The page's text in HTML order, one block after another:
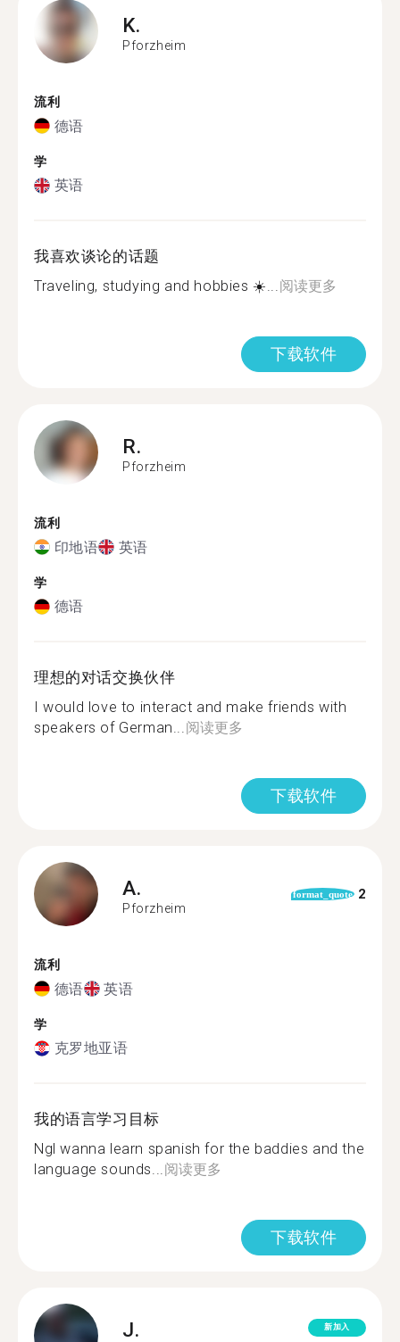
K.
Pforzheim
流利
德语
学
英语
我喜欢谈论的话题
Traveling, studying and hobbies ☀️...阅读更多
下载软件
R.
Pforzheim
流利
印地语 英语
学
德语
理想的对话交换伙伴
I would love to interact and make friends with
speakers of German...阅读更多
下载软件
A.
Pforzheim
format_quote 2
流利
德语 英语
学
克罗地亚语
我的语言学习目标
Ngl wanna learn spanish for the baddies and the
language sounds...阅读更多
下载软件
J. 新加入